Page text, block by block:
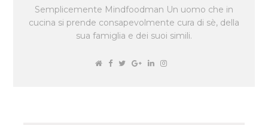
Semplicemente Mindfoodman Un uomo che in
cucina si prende consapevolmente cura di sè, della
sua famiglia e dei suoi simili.